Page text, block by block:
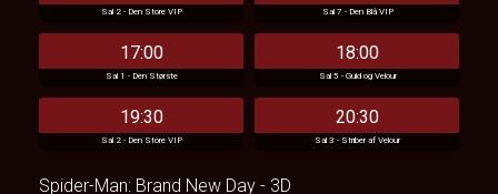
Sal 2 - Den Store VIP Sal 7 - Den Blå VIP
Sal 1 - Den Største
17:00
Sal 5 - Guld og Velour
18:00
Sal 2 - Den Store VIP
19:30
Sal 3 - Striber af Velour
20:30
Spider-Man: Brand New Day - 3D